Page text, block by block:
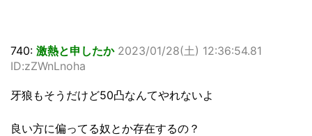
740: 激熱と申したか 2023/01/28(土) 12:36:54.81
ID:zZWnLnoha
牙狼もそうだけど50凸なんてやれないよ
良い方に偏ってる奴とか存在するの？